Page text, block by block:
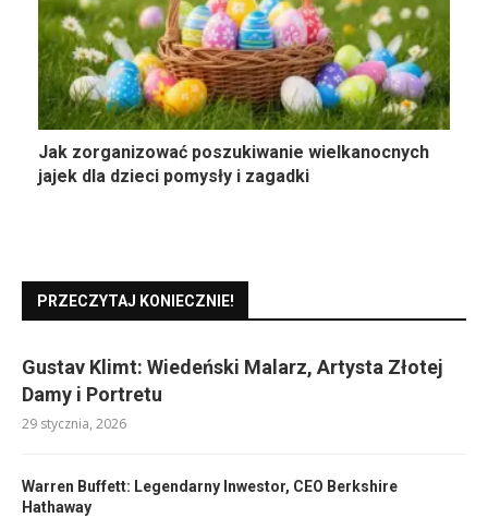
Jak zorganizować poszukiwanie wielkanocnych
jajek dla dzieci pomysły i zagadki
PRZECZYTAJ KONIECZNIE!
Gustav Klimt: Wiedeński Malarz, Artysta Złotej
Damy i Portretu
29 stycznia, 2026
Warren Buffett: Legendarny Inwestor, CEO Berkshire
Hathaway